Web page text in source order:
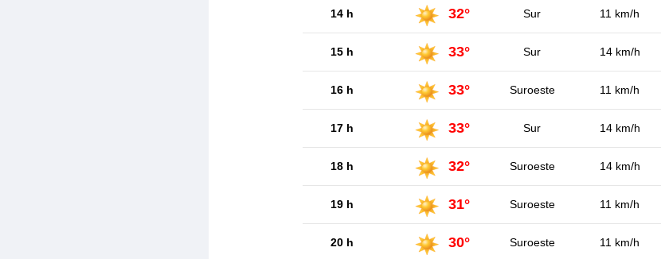
14 h 32° Sur 11 km/h
15 h 33° Sur 14 km/h
16 h 33° Suroeste 11 km/h
17 h 33° Sur 14 km/h
18 h 32° Suroeste 14 km/h
19 h 31° Suroeste 11 km/h
20 h 30° Suroeste 11 km/h